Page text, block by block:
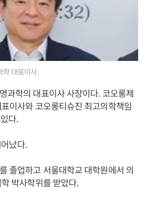
학 대표이사.
과학의 대표이사 사장이다. 코오롱제
이사와 코오롱티슈진 최고의학책임
다.
났다.
졸업하고 서울대학교 대학원에서 의
박사학위를 받았다.